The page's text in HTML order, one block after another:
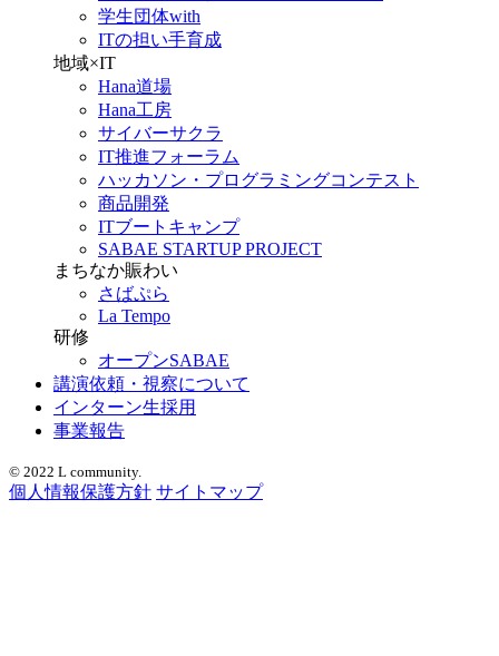
学生団体with
ITの担い手育成
地域×IT
Hana道場
Hana工房
サイバーサクラ
IT推進フォーラム
ハッカソン・プログラミングコンテスト
商品開発
ITブートキャンプ
SABAE STARTUP PROJECT
まちなか賑わい
さばぷら
La Tempo
研修
オープンSABAE
講演依頼・視察について
インターン生採用
事業報告
© 2022 L community.
個人情報保護方針 サイトマップ